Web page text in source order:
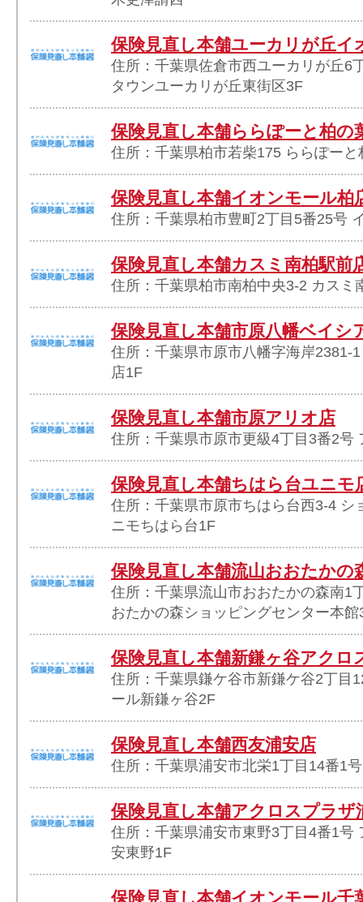
保険見直し本舗ユーカリが丘イ
住所：千葉県佐倉市西ユーカリが丘6
タウンユーカリが丘東街区3F
保険見直し本舗ららぽーと柏の
住所：千葉県柏市若柴175 ららぽーと
保険見直し本舗イオンモール柏
住所：千葉県柏市豊町2丁目5番25号
保険見直し本舗カスミ南柏駅前
住所：千葉県柏市南柏中央3-2 カスミ
保険見直し本舗市原八幡ベイシ
住所：千葉県市原市八幡字海岸2381-
店1F
保険見直し本舗市原アリオ店
住所：千葉県市原市更級4丁目3番2号
保険見直し本舗ちはら台ユニモ
住所：千葉県市原市ちはら台西3-4 シ
ニモちはら台1F
保険見直し本舗流山おおたかの
住所：千葉県流山市おおたかの森南1
おたかの森ショッピングセンター本館
保険見直し本舗新鎌ヶ谷アクロ
住所：千葉県鎌ケ谷市新鎌ケ谷2丁目
ール新鎌ヶ谷2F
保険見直し本舗西友浦安店
住所：千葉県浦安市北栄1丁目14番1
保険見直し本舗アクロスプラザ
住所：千葉県浦安市東野3丁目4番1号
安東野1F
保険見直し本舗イオンモール千